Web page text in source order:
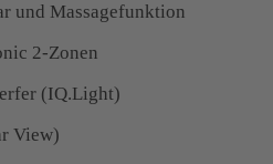
und Massagefunktion
2-Zonen
(IQ.Light)
View)